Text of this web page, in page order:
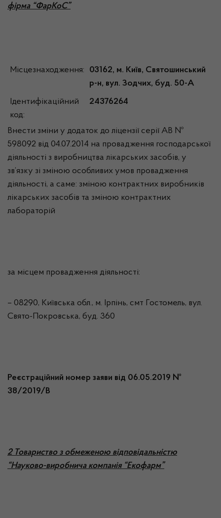
фірма “ФарКоС”
Місцезнаходження:
03162, м. Київ, Святошинський
р-н, вул. Зодчих, буд. 50-А
Ідентифікаційний
код:
24376264
Внести зміни у додаток до ліцензії серії АВ №
598092 від 04.07.2014 на провадження господарської
діяльності з виробництва лікарських засобів, у
зв’язку зі зміною особливих умов провадження
діяльності, а саме: зміною контрактних виробників
лікарських засобів та зміною контрактних
лабораторій
за місцем провадження діяльності:
– 08290, Київська обл., м. Ірпінь, смт Гостомель, вул.
Свято-Покровська, буд. 360
Реєстраційний номер заяви від 06.05.2019 №
38/2019/В
2 Товариство з обмеженою відповідальністю
“Науково-виробнича компанія “Екофарм”